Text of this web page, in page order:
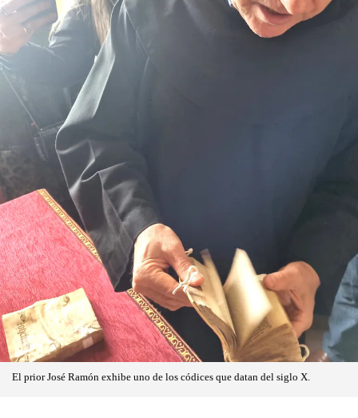
El prior José Ramón exhibe uno de los códices que datan del siglo X.